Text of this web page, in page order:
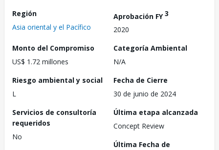
Región
Asia oriental y el Pacífico
Aprobación FY3
2020
Monto del Compromiso
US$ 1.72 millones
Categoría Ambiental
N/A
Riesgo ambiental y social
L
Fecha de Cierre
30 de junio de 2024
Servicios de consultoría
requeridos
No
Última etapa alcanzada
Concept Review
Última Fecha de